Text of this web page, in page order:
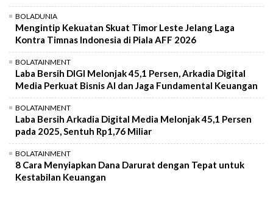
BOLADUNIA
Mengintip Kekuatan Skuat Timor Leste Jelang Laga
Kontra Timnas Indonesia di Piala AFF 2026
BOLATAINMENT
Laba Bersih DIGI Melonjak 45,1 Persen, Arkadia Digital
Media Perkuat Bisnis AI dan Jaga Fundamental Keuangan
BOLATAINMENT
Laba Bersih Arkadia Digital Media Melonjak 45,1 Persen
pada 2025, Sentuh Rp1,76 Miliar
BOLATAINMENT
8 Cara Menyiapkan Dana Darurat dengan Tepat untuk
Kestabilan Keuangan